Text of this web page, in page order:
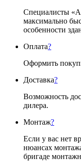
Специалисты
максимально
особенности
Оплата?
Оформить
Доставка?
Возможность
дилера.
Монтаж?
Если у вас нет
нюансах
бригаде